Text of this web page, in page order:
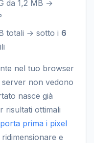
da 1,2 MB →
totali → sotto i 6
nel tuo browser
non vedono
nasce già
risultati ottimali
porta prima i pixel
ridimensionare e